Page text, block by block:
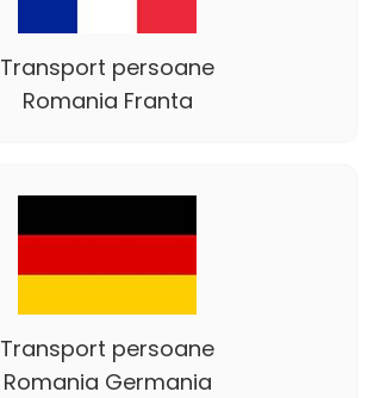
Transport persoane
Romania Franta
Transport persoane
Romania Germania